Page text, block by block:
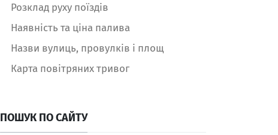
Розклад руху поїздів
Наявність та ціна палива
Назви вулиць, провулків і площ
Карта повітряних тривог
ПОШУК ПО САЙТУ